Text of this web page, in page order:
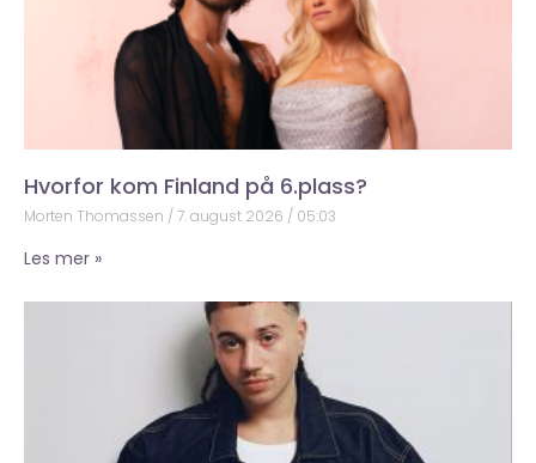
Hvorfor kom Finland på 6.plass?
Morten Thomassen 7. august 2026 05:03
Les mer »